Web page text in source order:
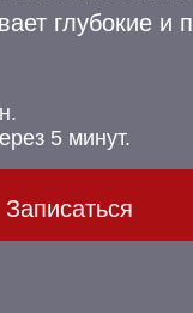
5 минут.
Записаться
глубокие